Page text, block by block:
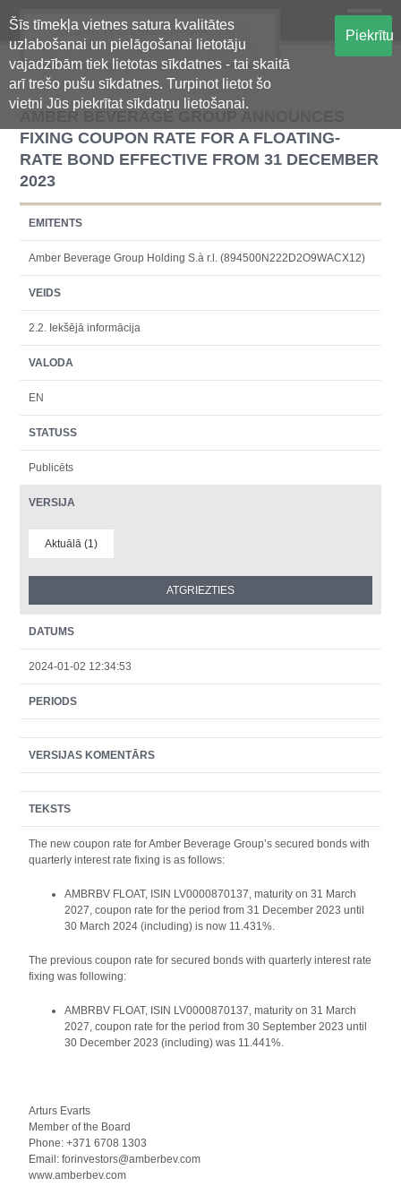
Šīs tīmekļa vietnes satura kvalitātes
uzlabošanai un pielāgošanai lietotāju
vajadzībām tiek lietotas sīkdatnes - tai skaitā
arī trešo pušu sīkdatnes. Turpinot lietot šo
vietni Jūs piekrītat sīkdatņu lietošanai.
Piekrītu
Oficiālā regulētās informācijas
centralizētā glabāšanas sistēma
AMBER BEVERAGE GROUP ANNOUNCES
FIXING COUPON RATE FOR A FLOATING-
RATE BOND EFFECTIVE FROM 31 DECEMBER
2023
EMITENTS
Amber Beverage Group Holding S.à r.l. (894500N222D2O9WACX12)
VEIDS
2.2. Iekšējā informācija
VALODA
EN
STATUSS
Publicēts
VERSIJA
Aktuālā (1)
DATUMS
2024-01-02 12:34:53
PERIODS
VERSIJAS KOMENTĀRS
TEKSTS
The new coupon rate for Amber Beverage Group’s secured bonds with
quarterly interest rate fixing is as follows:
AMBRBV FLOAT, ISIN LV0000870137, maturity on 31 March
2027, coupon rate for the period from 31 December 2023 until
30 March 2024 (including) is now 11.431%.
The previous coupon rate for secured bonds with quarterly interest rate
fixing was following:
AMBRBV FLOAT, ISIN LV0000870137, maturity on 31 March
2027, coupon rate for the period from 30 September 2023 until
30 December 2023 (including) was 11.441%.
Arturs Evarts
Member of the Board
Phone: +371 6708 1303
Email: forinvestors@amberbev.com
www.amberbev.com